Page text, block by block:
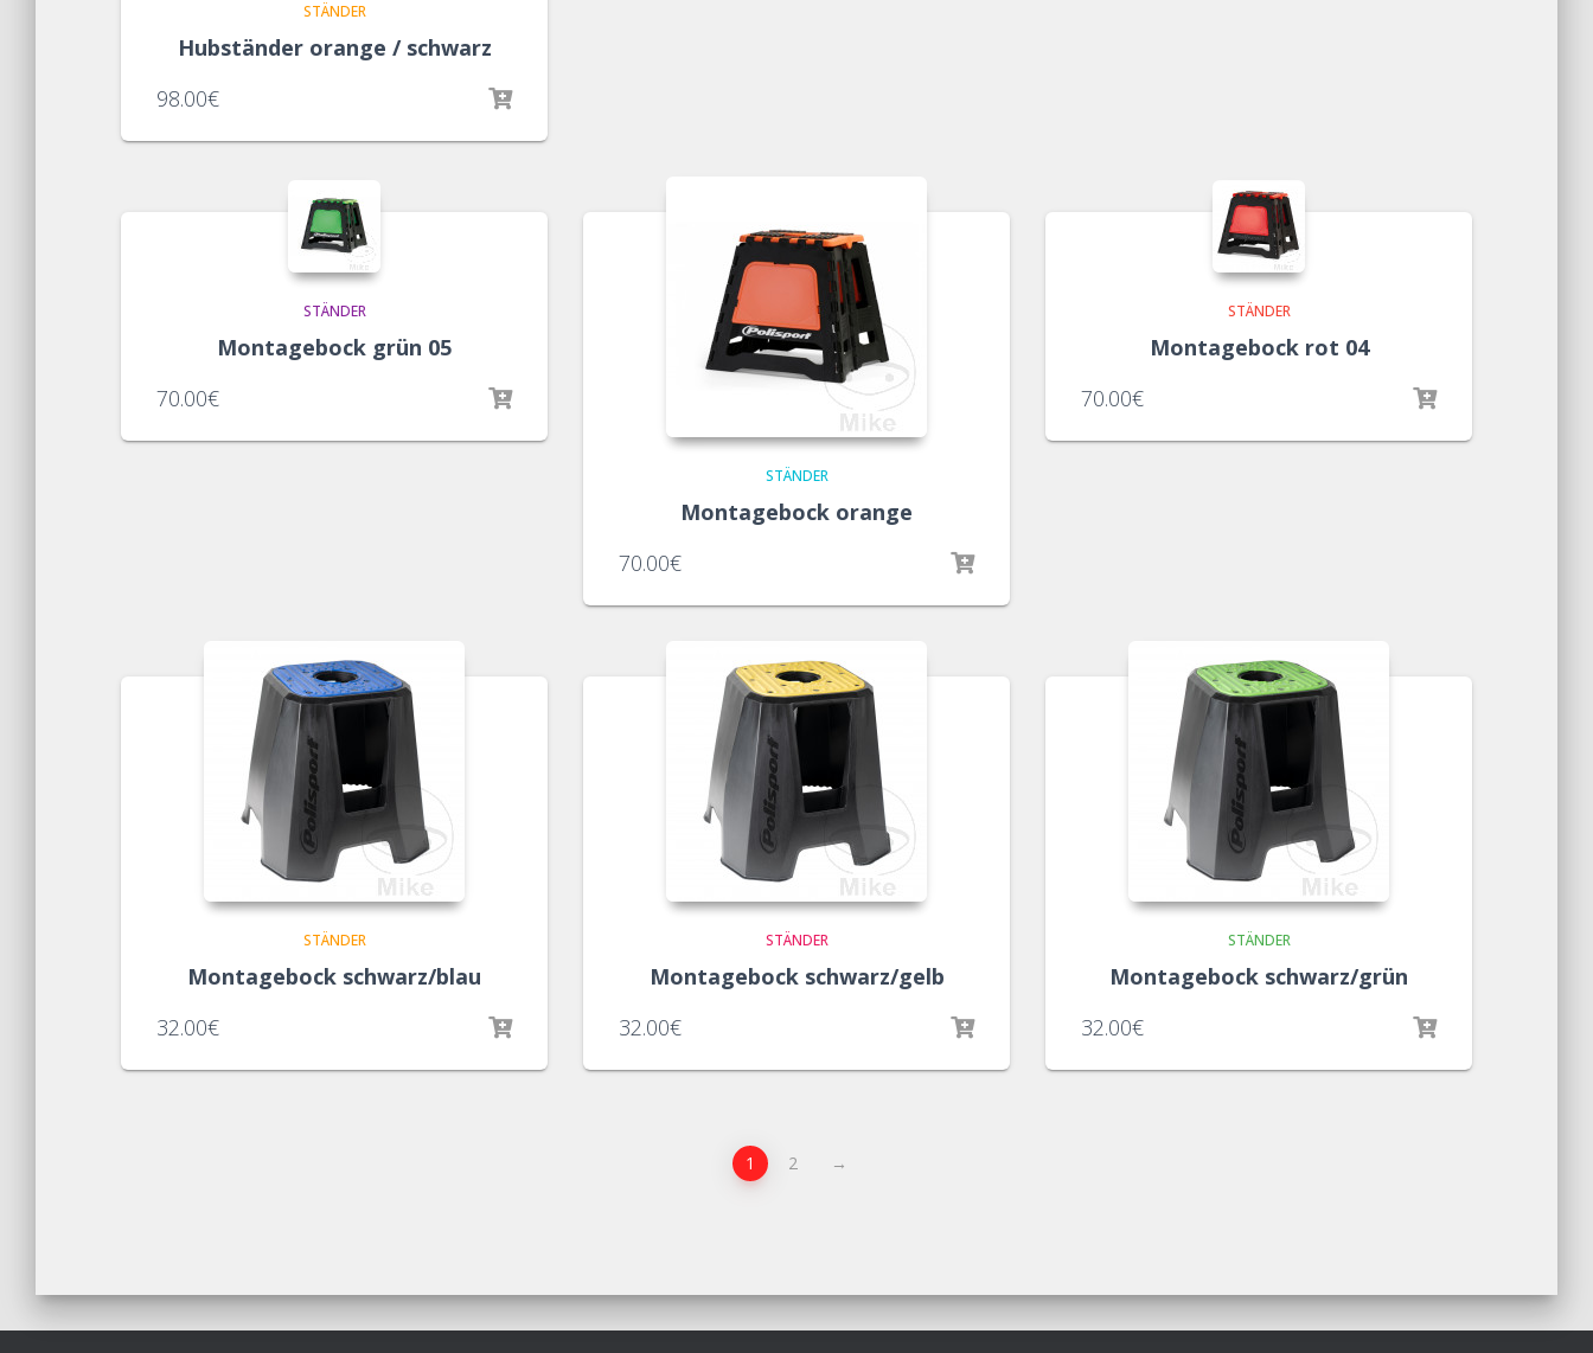
STÄNDER
Hubständer orange / schwarz
98.00€
STÄNDER
Montagebock grün 05
70.00€
STÄNDER
Montagebock orange
70.00€
STÄNDER
Montagebock rot 04
70.00€
STÄNDER
Montagebock schwarz/blau
32.00€
STÄNDER
Montagebock schwarz/gelb
32.00€
STÄNDER
Montagebock schwarz/grün
32.00€
1 2 →